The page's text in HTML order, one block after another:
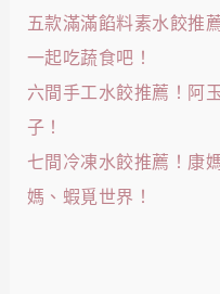
五款滿滿餡料素水餃推
一起吃蔬食吧！
六間手工水餃推薦！阿
子！
七間冷凍水餃推薦！康
媽、蝦覓世界！